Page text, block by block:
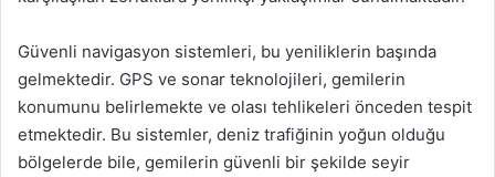
Güvenli navigasyon sistemleri, bu yeniliklerin başında
gelmektedir. GPS ve sonar teknolojileri, gemilerin
konumunu belirlemekte ve olası tehlikeleri önceden tespit
etmektedir. Bu sistemler, deniz trafiğinin yoğun olduğu
bölgelerde bile, gemilerin güvenli bir şekilde seyir